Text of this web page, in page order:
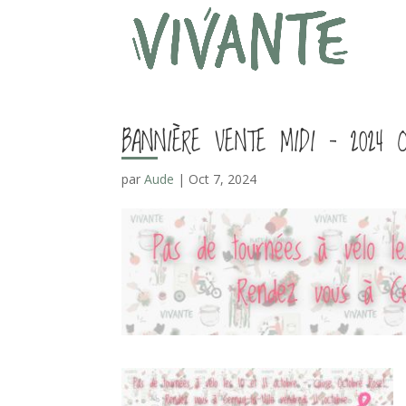
BANNIÈRE VENTE MIDI – 2024
parAude | Oct 7, 2024